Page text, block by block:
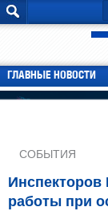
ГЛАВНЫЕ НОВОСТИ
СОБЫТИЯ
работы при